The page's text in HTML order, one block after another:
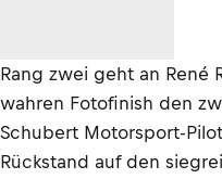
Rang zwei geht an René
wahren Fotofinish den
Schubert Motorsport-
Rückstand auf den